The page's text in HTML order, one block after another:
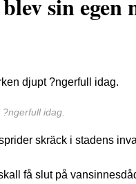
idag.
skräck i stadens
få slut på